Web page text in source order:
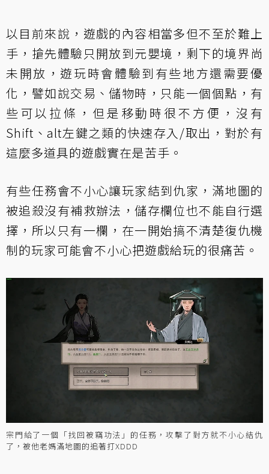
以目前來說，遊戲的內容相當多但不至於難上
手，搶先體驗只開放到元嬰境，剩下的境界尚
未開放，遊玩時會體驗到有些地方還需要優
化，譬如說交易、儲物時，只能一個個點，有
些可以拉條，但是移動時很不方便，沒有
Shift、alt左鍵之類的快速存入/取出，對於有
這麼多道具的遊戲實在是苦手。
有些任務會不小心讓玩家結到仇家，滿地圖的
被追殺沒有補救辦法，儲存欄位也不能自行選
擇，所以只有一欄，在一開始搞不清楚復仇機
制的玩家可能會不小心把遊戲給玩的很痛苦。
宗門給了一個「找回被竊功法」的任務，攻擊了對方就不小心結仇
了，被他老媽滿地圖的追著打XDDD